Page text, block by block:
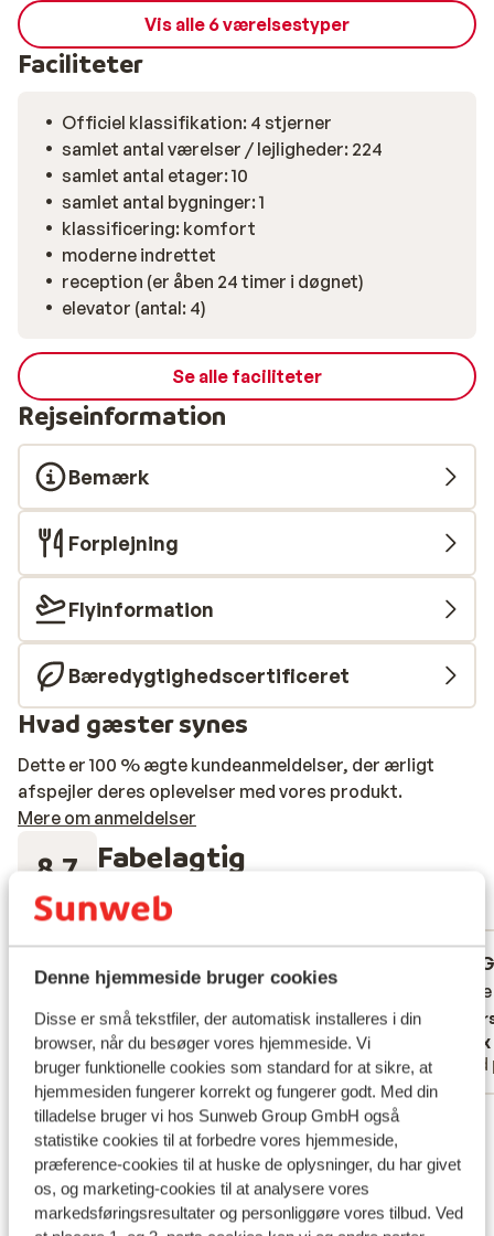
Denne hjemmeside bruger cookies
Disse er små tekstfiler, der automatisk installeres i din
browser, når du besøger vores hjemmeside. Vi
bruger funktionelle cookies som standard for at sikre, at
hjemmesiden fungerer korrekt og fungerer godt. Med din
tilladelse bruger vi hos Sunweb Group GmbH også
statistike cookies til at forbedre vores hjemmeside,
præference-cookies til at huske de oplysninger, du har givet
os, og marketing-cookies til at analysere vores
markedsføringsresultater og personliggøre vores tilbud. Ved
Vis alle 6 værelsestyper
Faciliteter
Officiel klassifikation: 4 stjerner
samlet antal værelser / lejligheder: 224
samlet antal etager: 10
samlet antal bygninger: 1
klassificering: komfort
moderne indrettet
reception (er åben 24 timer i døgnet)
elevator (antal: 4)
Se alle faciliteter
Rejseinformation
Bemærk
Forplejning
Flyinformation
Bæredygtighedscertificeret
Hvad gæster synes
Dette er 100 % ægte kundeanmeldelser, der ærligt
afspejler deres oplevelser med vores produkt.
Mere om anmeldelser
8.7 Fabelagtig
Mest booket af med partner
..
Anonym
Med partner
Alex
Se alle 62 anmeldelser
Lokation